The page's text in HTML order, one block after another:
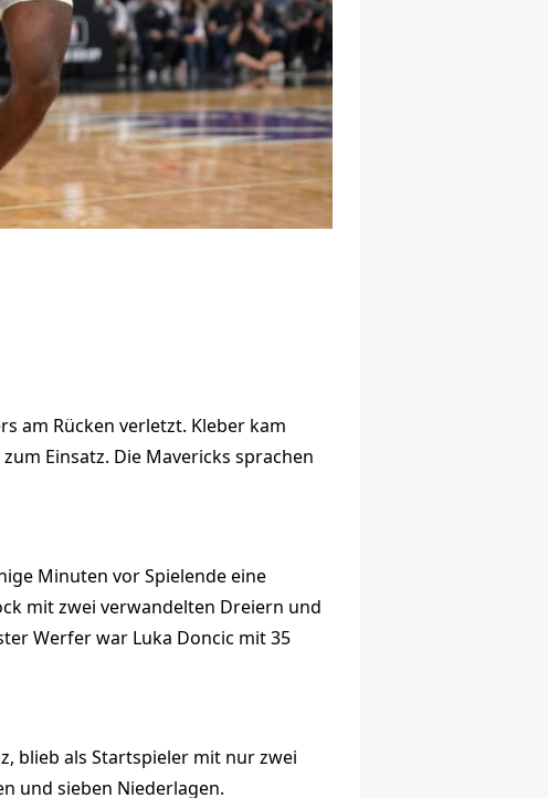
am Rücken verletzt. Kleber kam
Einsatz. Die Mavericks sprachen
Minuten vor Spielende eine
mit zwei verwandelten Dreiern und
Werfer war Luka Doncic mit 35
blieb als Startspieler mit nur zwei
und sieben Niederlagen.